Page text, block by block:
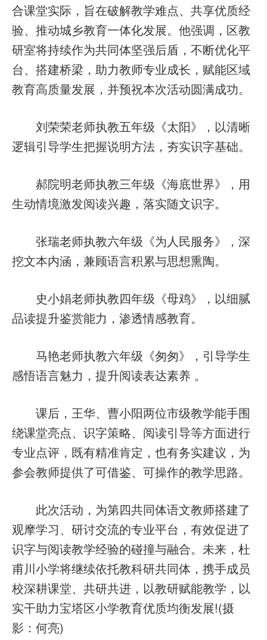
合课堂实际，旨在破解教学难点、共享优质经
验、推动城乡教育一体化发展。他强调，区教
研室将持续作为共同体坚强后盾，不断优化平
台、搭建桥梁，助力教师专业成长，赋能区域
教育高质量发展，并预祝本次活动圆满成功。
刘荣荣老师执教五年级《太阳》，以清晰
逻辑引导学生把握说明方法，夯实识字基础。
郝院明老师执教三年级《海底世界》，用
生动情境激发阅读兴趣，落实随文识字。
张瑞老师执教六年级《为人民服务》，深
挖文本内涵，兼顾语言积累与思想熏陶。
史小娟老师执教四年级《母鸡》，以细腻
品读提升鉴赏能力，渗透情感教育。
马艳老师执教六年级《匆匆》，引导学生
感悟语言魅力，提升阅读表达素养 。
课后，王华、曹小阳两位市级教学能手围
绕课堂亮点、识字策略、阅读引导等方面进行
专业点评，既有精准肯定，也有务实建议，为
参会教师提供了可借鉴、可操作的教学思路。
此次活动，为第四共同体语文教师搭建了
观摩学习、研讨交流的专业平台，有效促进了
识字与阅读教学经验的碰撞与融合。未来，杜
甫川小学将继续依托教科研共同体，携手成员
校深耕课堂、共研共进，以教研赋能教学，以
实干助力宝塔区小学教育优质均衡发展!(摄
影：何亮)